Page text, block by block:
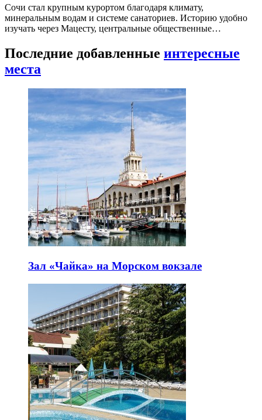
Сочи стал крупным курортом благодаря климату,
минеральным водам и системе санаториев. Историю удобно
изучать через Мацесту, центральные общественные…
Последние добавленные интересные
места
Зал «Чайка» на Морском вокзале